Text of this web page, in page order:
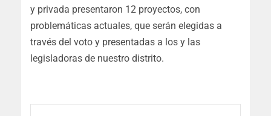
y privada presentaron 12 proyectos, con
problemáticas actuales, que serán elegidas a
través del voto y presentadas a los y las
legisladoras de nuestro distrito.